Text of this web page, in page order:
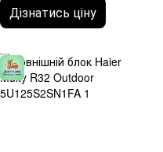
Дізнатись ціну